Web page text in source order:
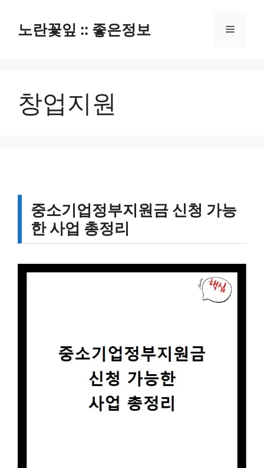
노란꽃잎 :: 좋은정보 메
창업지원
중소기업정부지원금 신청 가능
한 사업 총정리